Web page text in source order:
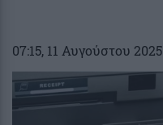
07:15, 11 Αυγούστου 2025